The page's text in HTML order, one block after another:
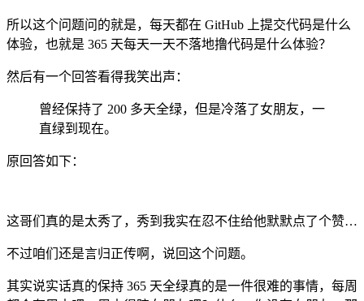
所以这个问题问的就是，每天都在 GitHub 上提交代码是什么
体验，也就是 365 天每天一天不落地撸代码是什么体验？
然后有一个回答看得我笑出声：
曾经保持了 200 多天全绿，但是冷落了女朋友，一
直绿到现在。
原回答如下：
这哥们真的是太秀了，秀到我实在忍不住给他默默点了个赞…
不过咱们还是言归正传啊，说回这个问题。
其实说实话真的保持 365 天全绿真的是一件很难的事情，每周